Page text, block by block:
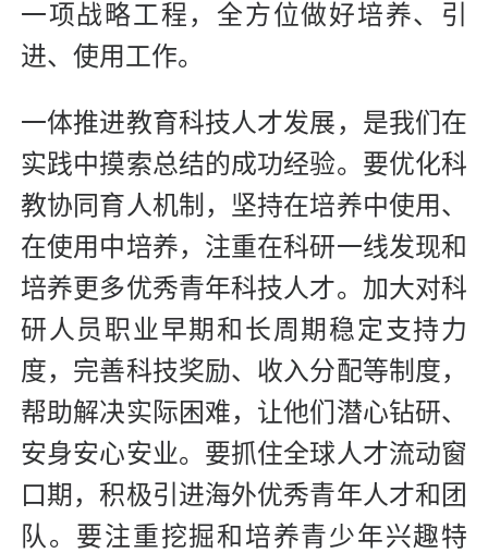
一项战略工程，全方位做好培养、引
进、使用工作。
一体推进教育科技人才发展，是我们在
实践中摸索总结的成功经验。要优化科
教协同育人机制，坚持在培养中使用、
在使用中培养，注重在科研一线发现和
培养更多优秀青年科技人才。加大对科
研人员职业早期和长周期稳定支持力
度，完善科技奖励、收入分配等制度，
帮助解决实际困难，让他们潜心钻研、
安身安心安业。要抓住全球人才流动窗
口期，积极引进海外优秀青年人才和团
队。要注重挖掘和培养青少年兴趣特